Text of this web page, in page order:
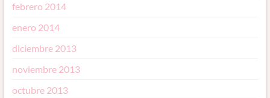
febrero 2014
enero 2014
diciembre 2013
noviembre 2013
octubre 2013